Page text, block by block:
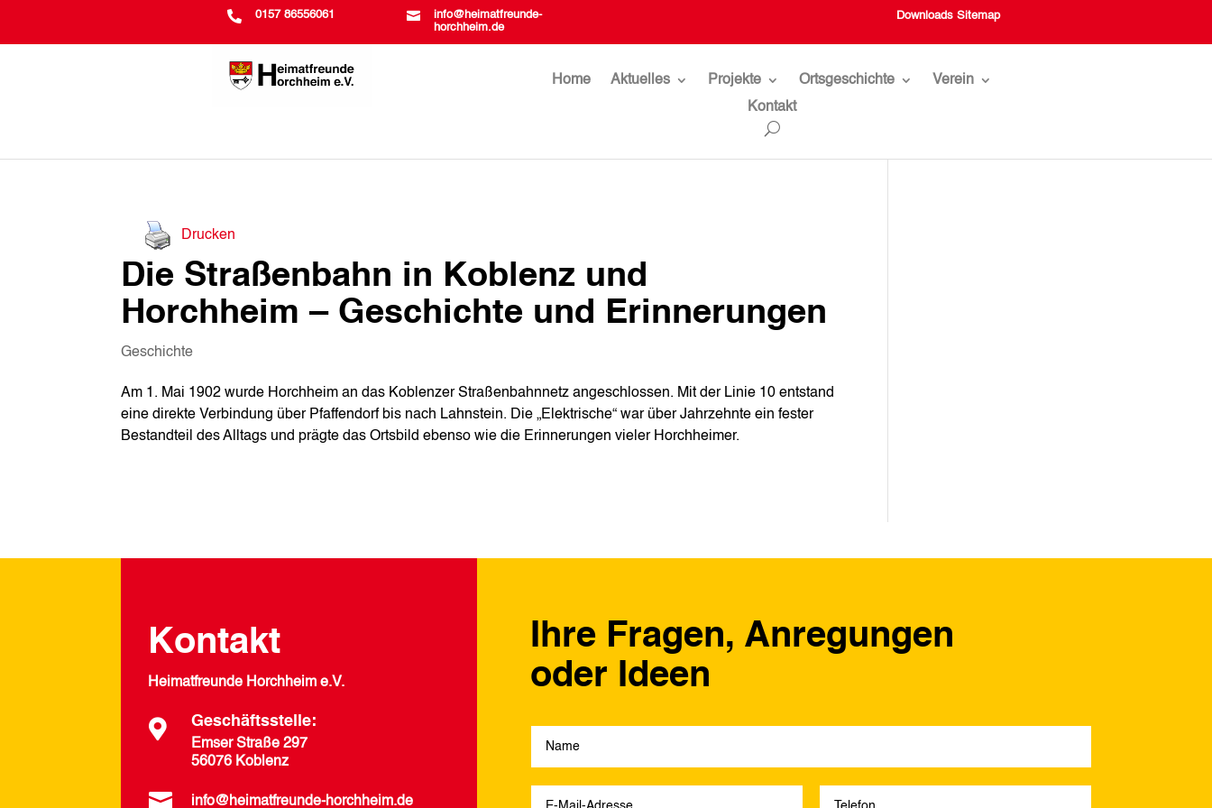
 0157 86556061 
info@heimatfreunde-
horchheim.de
Downloads Sitemap
Home Aktuelles Projekte Ortsgeschichte
Verein
Kontakt
Drucken
Die Straßenbahn in Koblenz und
Horchheim – Geschichte und Erinnerungen
Geschichte
Am 1. Mai 1902 wurde Horchheim an das Koblenzer Straßenbahnnetz angeschlossen. Mit der Linie 10 entstand
eine direkte Verbindung über Pfaffendorf bis nach Lahnstein. Die „Elektrische“ war über Jahrzehnte ein fester
Bestandteil des Alltags und prägte das Ortsbild ebenso wie die Erinnerungen vieler Horchheimer.
Kontakt
Heimatfreunde Horchheim e.V.
 Geschäftsstelle:
Emser Straße 297
56076 Koblenz
 info@heimatfreunde-horchheim.de
Ihre Fragen, Anregungen
oder Ideen